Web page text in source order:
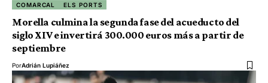
COMARCAL ELS PORTS
Morella culmina la segunda fase del acueducto del
siglo XIV e invertirá 300.000 euros más a partir de
septiembre
PorAdrián Lupiáñez